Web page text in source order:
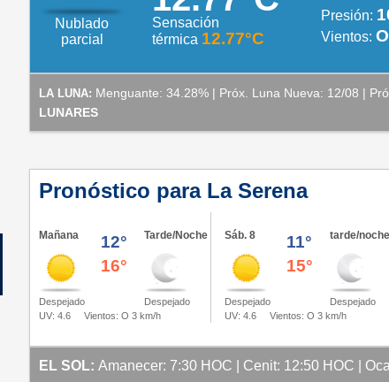
Nublado
parcial
Sensación
térmica 12.77°C
Presión:
Vientos:
LA LUNA: Menguante: 34.28% | Próx. Luna Nueva: 12/08 |
LUNARES
Pronóstico para La Serena
Mañana
Despejado
12°
16°
Tarde/Noche
Despejado
UV: 4.6
Vientos: O 3 km/h
Sáb. 8
Despejado
11°
15°
tarde/noche
Despejado
UV: 4.6
Vientos: O 3 km/h
EL SOL: Amanecer: 7:30 HOC | Cenit: 12:50 HOC |